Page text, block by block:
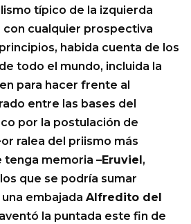
típico de la izquierda
cualquier prospectiva
habida cuenta de los
todo el mundo, incluida la
para hacer frente al
entre las bases del
por la postulación de
ralea del priismo más
memoria –Eruviel ,
los que se podría sumar
embajada Alfredito del
la puntada este fin de